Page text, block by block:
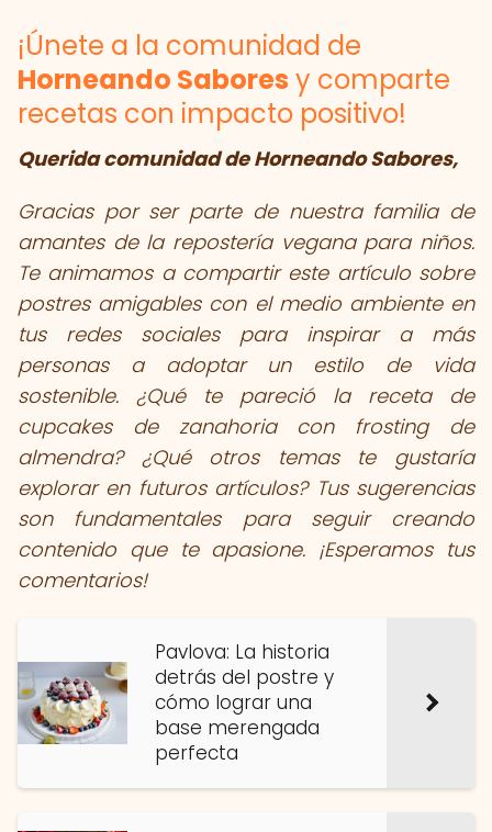
¡Únete a la comunidad de
Horneando Sabores y comparte
recetas con impacto positivo!
Querida comunidad de Horneando Sabores,
Gracias por ser parte de nuestra familia de
amantes de la repostería vegana para niños.
Te animamos a compartir este artículo sobre
postres amigables con el medio ambiente en
tus redes sociales para inspirar a más
personas a adoptar un estilo de vida
sostenible. ¿Qué te pareció la receta de
cupcakes de zanahoria con frosting de
almendra? ¿Qué otros temas te gustaría
explorar en futuros artículos? Tus sugerencias
son fundamentales para seguir creando
contenido que te apasione. ¡Esperamos tus
comentarios!
Pavlova: La historia
detrás del postre y
cómo lograr una
base merengada
perfecta